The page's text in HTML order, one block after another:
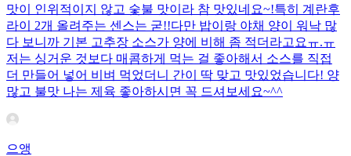
맛이 인위적이지 않고 숯불 맛이라 참 맛있네요~!특히 계란후
라이 2개 올려주는 센스는 굳!! ​다만 밥이랑 야채 양이 워낙 많
다 보니까 기본 고추장 소스가 양에 비해 좀 적더라고요ㅠ.ㅠ
저는 싱거운 것보다 매콤하게 먹는 걸 좋아해서 소스를 직접
더 만들어 넣어 비벼 먹었더니 간이 딱 맞고 맛있었습니다! 양
많고 불맛 나는 제육 좋아하시면 꼭 드셔보세요~^^
으앵